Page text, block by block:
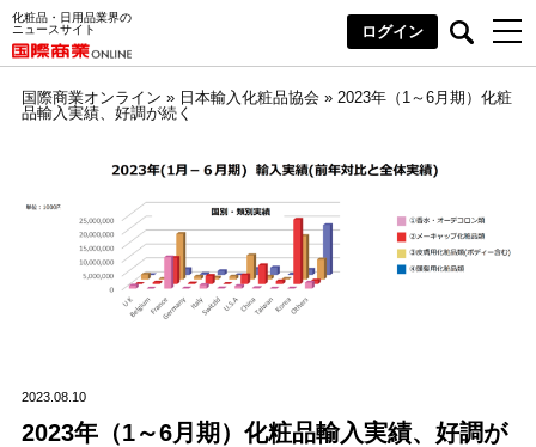
化粧品・日用品業界の
ニュースサイト
ログイン
国際商業オンライン » 日本輸入化粧品協会 » 2023年（1～6月期）化粧
品輸入実績、好調が続く
2023.08.10
2023年（1～6月期）化粧品輸入実績、好調が